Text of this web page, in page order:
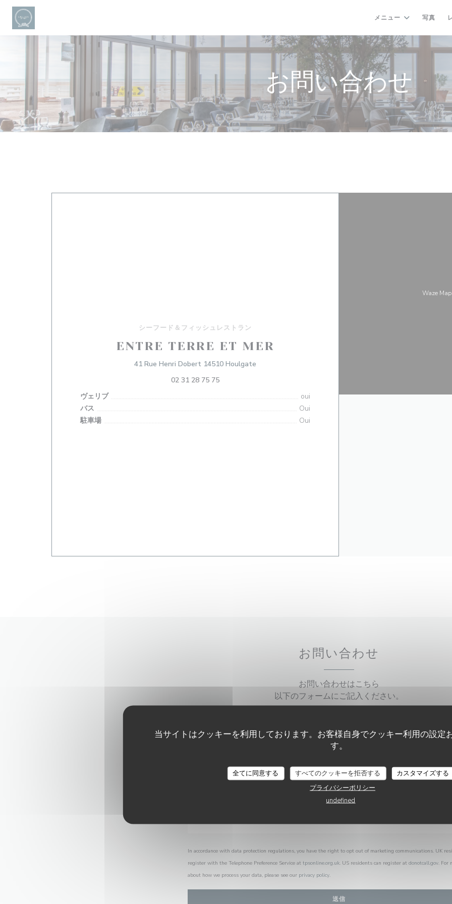
クッキー利用の管理について
当サイトはクッキーを利用しております。お客様自身でクッキー利用の設定
す。
全てに同意する すべてのクッキーを拒否する
カスタマイズする
プライバシーポリシー
undefined
メニュー 写真
お問い合わせ
シーフード＆フィッシュレストラン
ENTRE TERRE ET MER
41 Rue Henri Dobert 14510 Houlgate
02 31 28 75 75
ヴェリブ
oui
バス
Oui
駐車場
Oui
Waze
お問い合わせ
お問い合わせはこちら
以下のフォームにご記入ください。
In accordance with data protection regulations, you have the right to opt out of marketing communications. UK
register with the Telephone Preference Service at tpsonline.org.uk. US residents can register at donotcall.gov. For
about how we process your data, please see our privacy policy.